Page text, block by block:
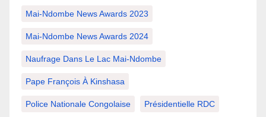
Mai-Ndombe News Awards 2023
Mai-Ndombe News Awards 2024
Naufrage Dans Le Lac Mai-Ndombe
Pape François À Kinshasa
Police Nationale Congolaise Présidentielle RDC